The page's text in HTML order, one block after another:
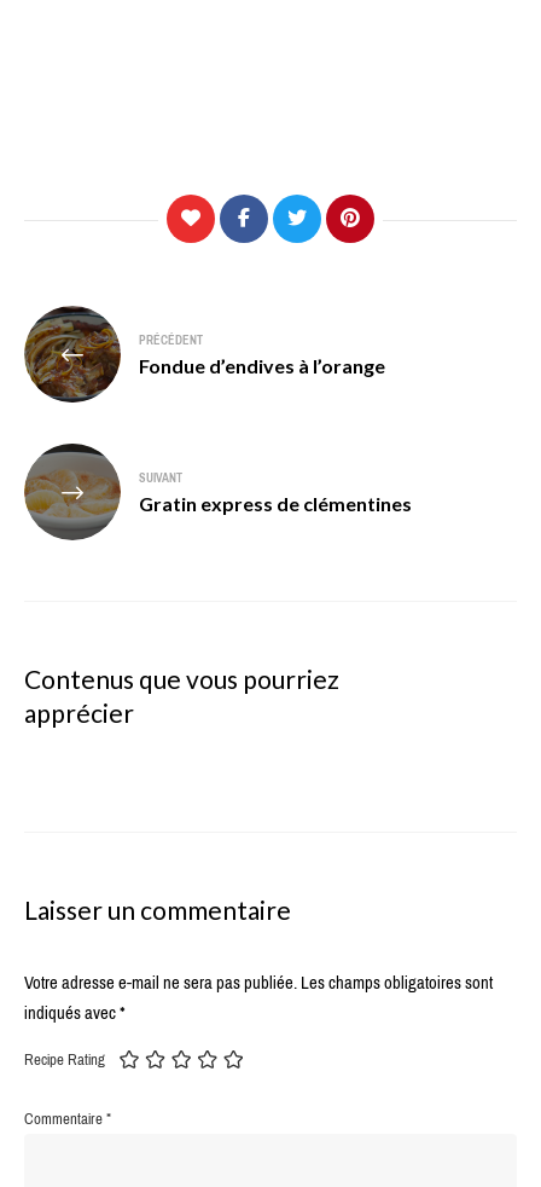
Navigation
de
l’article
PRÉCÉDENT
Fondue d’endives à l’orange
SUIVANT
Gratin express de clémentines
Contenus que vous pourriez
apprécier
Laisser un commentaire
Votre adresse e-mail ne sera pas publiée.Les champs obligatoires sont
indiqués avec*
Recipe Rating
Commentaire*